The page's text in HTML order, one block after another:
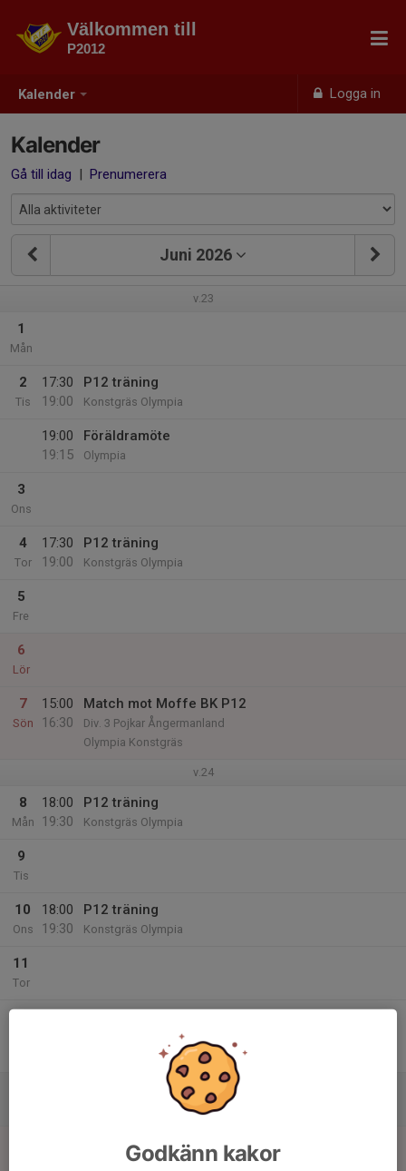
Kalender Logga in
Välkommen till
P2012
Kalender
Gå till idag | Prenumerera
Juni 2026
v.23
1
Mån
2
Tis
17:30
19:00
P12 träning
Konstgräs Olympia
19:00
19:15
Föräldramöte
Olympia
3
Ons
4
Tor
17:30
19:00
P12 träning
Konstgräs Olympia
5
Fre
6
Lör
7
Sön
15:00
16:30
Match mot Moffe BK P12
Div. 3 Pojkar Ångermanland
Olympia Konstgräs
v.24
8
Mån
18:00
19:30
P12 träning
Konstgräs Olympia
9
Tis
10
Ons
18:00
19:30
P12 träning
Konstgräs Olympia
11
Tor
Div. 3 Pojkar Ångermanland
Kramfors IP A-plan
Match mot Sollefteå GIF FF Blå
Div. 3 Pojkar Ångermanland
Godkänn kakor